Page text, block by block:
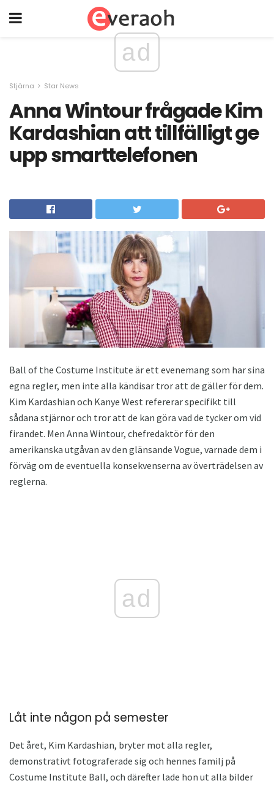
ad
Stjärna Star News
Anna Wintour frågade Kim
Kardashian att tillfälligt ge
upp smarttelefonen
Ball of the Costume Institute är ett evenemang som har sina
egna regler, men inte alla kändisar tror att de gäller för dem.
Kim Kardashian och Kanye West refererar specifikt till
sådana stjärnor och tror att de kan göra vad de tycker om vid
firandet. Men Anna Wintour, chefredaktör för den
amerikanska utgåvan av den glänsande Vogue, varnade dem i
förväg om de eventuella konsekvenserna av överträdelsen av
reglerna.
ad
Låt inte någon på semester
Det året, Kim Kardashian, bryter mot alla regler,
demonstrativt fotograferade sig och hennes familj på
Costume Institute Ball, och därefter lade hon ut alla bilder